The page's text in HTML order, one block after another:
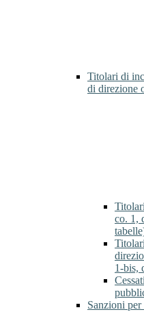
Titolari di
di direzione
co. 1,
1-bis,
Sanzioni